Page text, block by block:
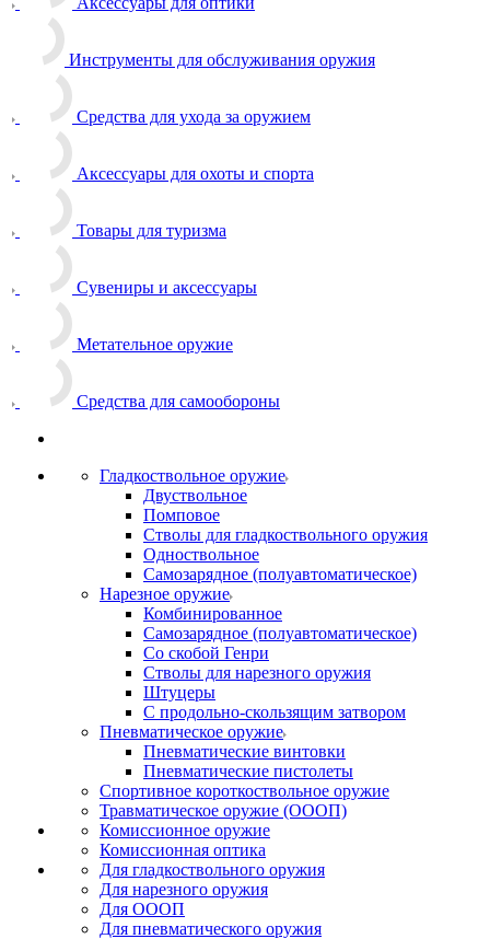
Инструменты для обслуживания оружия
Средства для ухода за оружием
Аксессуары для охоты и спорта
Товары для туризма
Сувениры и аксессуары
Метательное оружие
Средства для самообороны
Гладкоствольное оружие
Двуствольное
Помповое
Стволы для гладкоствольного оружия
Одноствольное
Самозарядное (полуавтоматическое)
Нарезное оружие
Комбинированное
Самозарядное (полуавтоматическое)
Со скобой Генри
Стволы для нарезного оружия
Штуцеры
С продольно-скользящим затвором
Пневматическое оружие
Пневматические винтовки
Пневматические пистолеты
Спортивное короткоствольное оружие
Травматическое оружие (ОООП)
Комиссионное оружие
Комиссионная оптика
Для гладкоствольного оружия
Для нарезного оружия
Для ОООП
Для пневматического оружия